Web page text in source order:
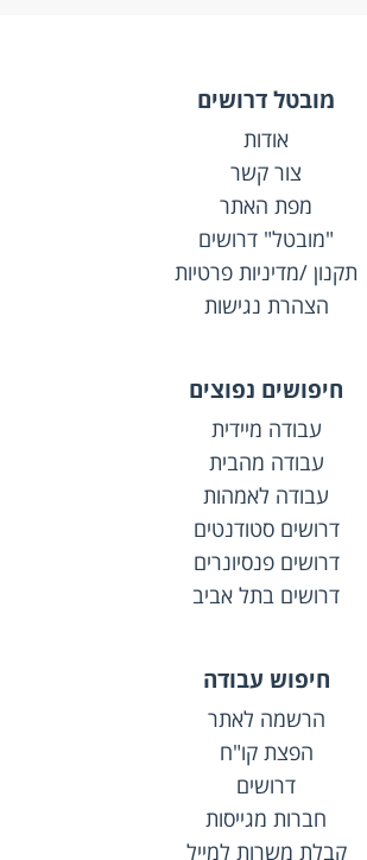
מובטל דרושים
אודות
צור קשר
מפת האתר
"מובטל" דרושים
תקנון /מדיניות פרטיות
הצהרת נגישות
חיפושים נפוצים
עבודה מיידית
עבודה מהבית
עבודה לאמהות
דרושים סטודנטים
דרושים פנסיונרים
דרושים בתל אביב
חיפוש עבודה
הרשמה לאתר
הפצת קו"ח
דרושים
חברות מגייסות
קבלת משרות למייל